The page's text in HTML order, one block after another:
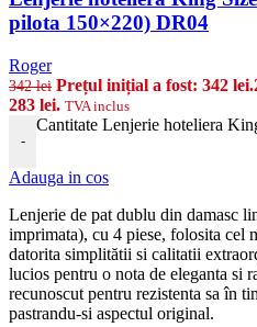
pilota 150×220) DR04
Roger
342lei Prețul inițial a fost: 342 lei.
283 lei. TVA inclus
-
Cantitate Lenjerie hoteliera
Adauga in cos
Lenjerie de pat dublu din damasc
imprimata), cu 4 piese, folosita cel
datorita simplitătii si calitatii
lucios pentru o nota de eleganta si
recunoscut pentru rezistenta sa în
pastrandu-si aspectul original.